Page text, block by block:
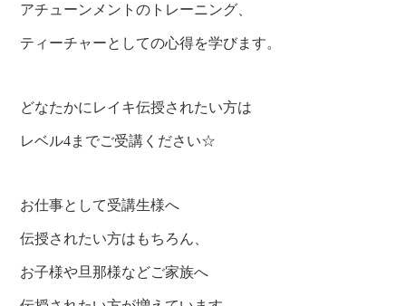
アチューンメントのトレーニング、
ティーチャーとしての心得を学びます。
どなたかにレイキ伝授されたい方は
レベル4までご受講ください☆
お仕事として受講生様へ
伝授されたい方はもちろん、
お子様や旦那様などご家族へ